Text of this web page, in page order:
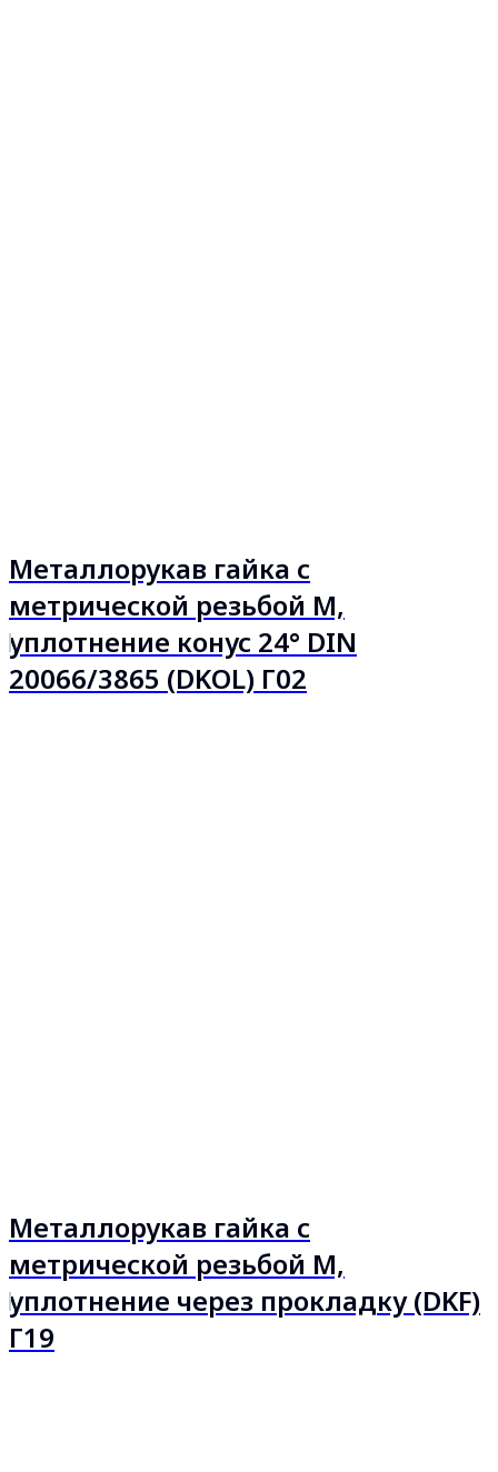
Металлорукав гайка с
метрической резьбой М,
уплотнение конус 24° DIN
20066/3865 (DKOL) Г02
Металлорукав гайка с
метрической резьбой М,
уплотнение через прокладку (DKF)
Г19